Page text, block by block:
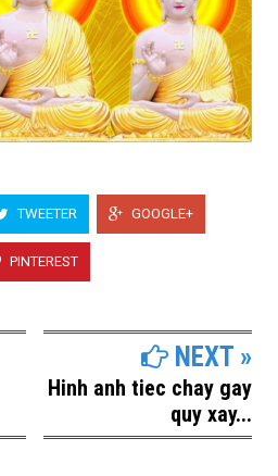
TWEETER GOOGLE+
PINTEREST
NEXT »
Hinh anh tiec chay gay
quy xay...